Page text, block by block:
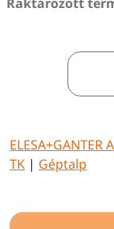
TK | Géptalp